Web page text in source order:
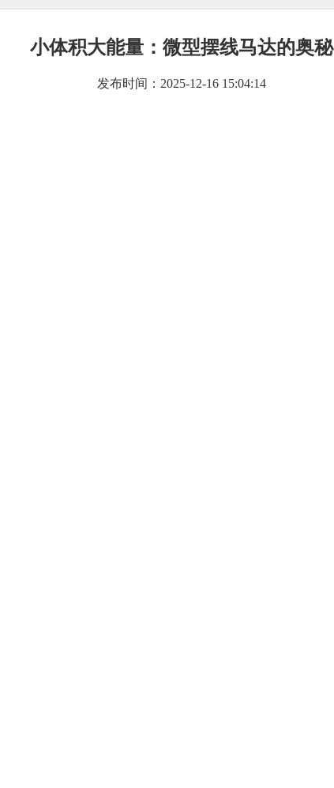
小体积大能量：微型摆线马达的奥秘
发布时间：2025-12-16 15:04:14